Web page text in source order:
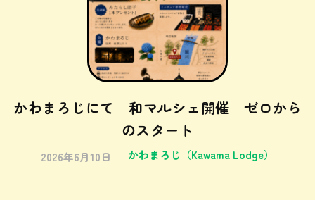
かわまろじにて 和マルシェ開催 ゼロから
のスタート
2026年6月10日 かわまろじ（Kawama Lodge）